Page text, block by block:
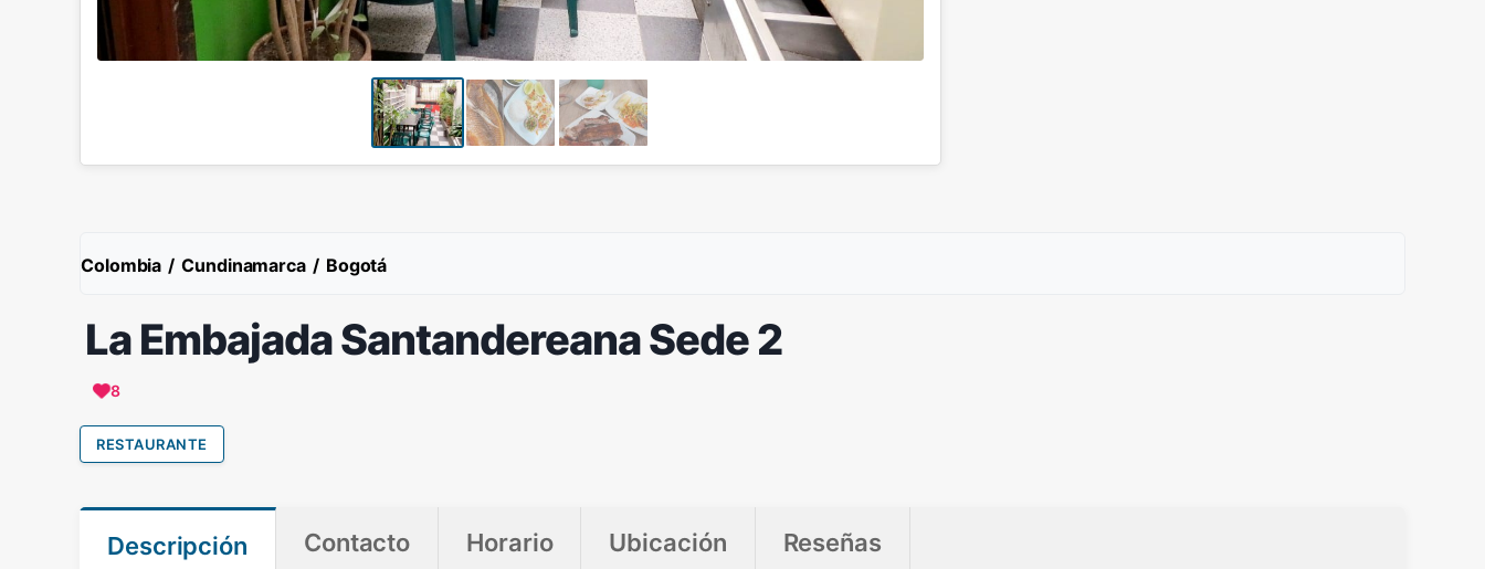
Colombia / Cundinamarca / Bogotá
La Embajada Santandereana Sede 2
8
RESTAURANTE
Descripción Contacto Horario Ubicación Reseñas